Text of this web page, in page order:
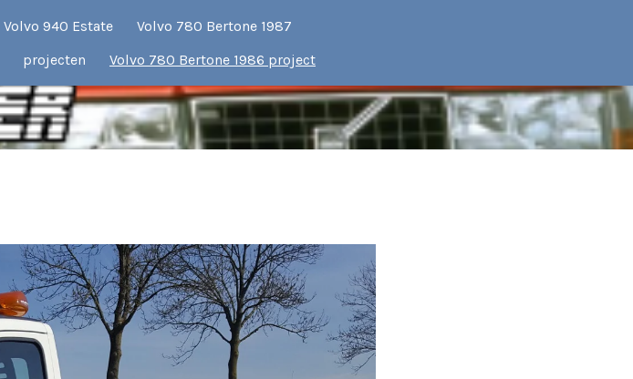
Volvo 940 Estate
Volvo 780 Bertone 1987
projecten Volvo 780 Bertone 1986 project